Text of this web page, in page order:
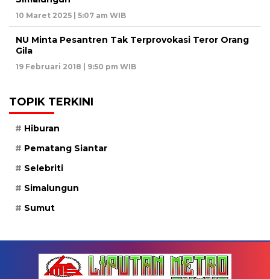
10 Maret 2025 | 5:07 am WIB
NU Minta Pesantren Tak Terprovokasi Teror Orang
Gila
19 Februari 2018 | 9:50 pm WIB
TOPIK TERKINI
Hiburan
Pematang Siantar
Selebriti
Simalungun
Sumut